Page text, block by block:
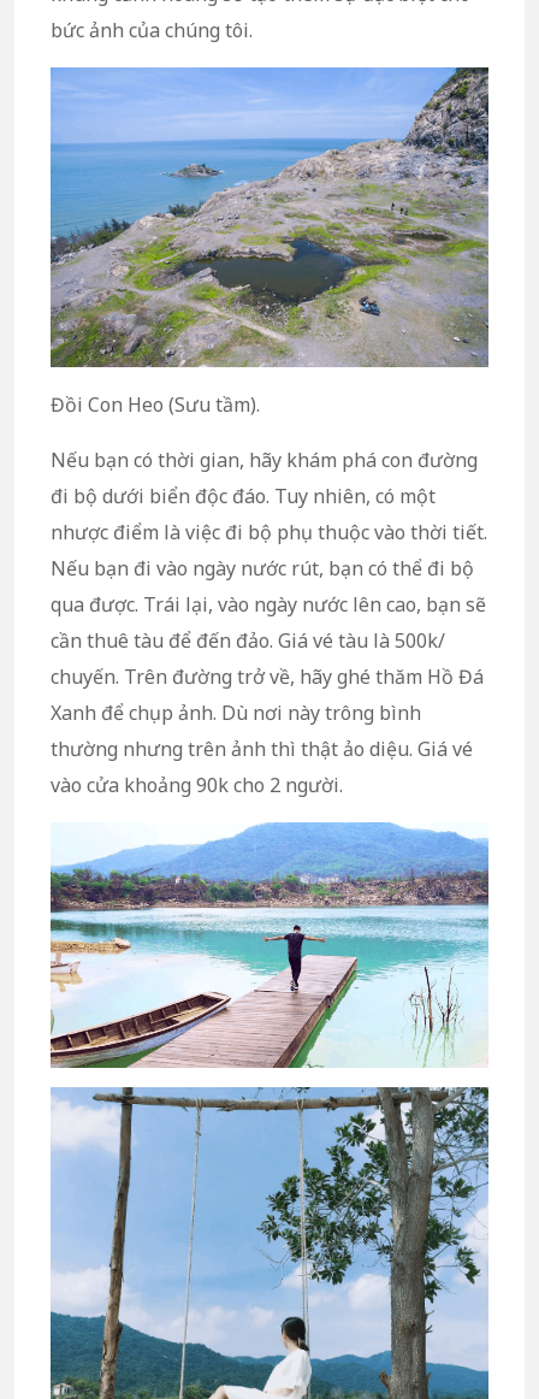
bức ảnh của chúng tôi.
Đồi Con Heo (Sưu tầm).
Nếu bạn có thời gian, hãy khám phá con đường
đi bộ dưới biển độc đáo. Tuy nhiên, có một
nhược điểm là việc đi bộ phụ thuộc vào thời tiết.
Nếu bạn đi vào ngày nước rút, bạn có thể đi bộ
qua được. Trái lại, vào ngày nước lên cao, bạn sẽ
cần thuê tàu để đến đảo. Giá vé tàu là 500k/
chuyến. Trên đường trở về, hãy ghé thăm Hồ Đá
Xanh để chụp ảnh. Dù nơi này trông bình
thường nhưng trên ảnh thì thật ảo diệu. Giá vé
vào cửa khoảng 90k cho 2 người.